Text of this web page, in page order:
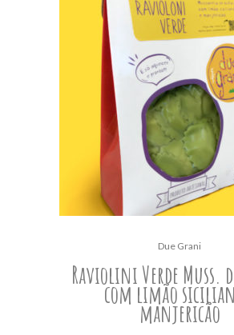
Due Grani
Raviolini Verde Muss.
com limão
manjericão